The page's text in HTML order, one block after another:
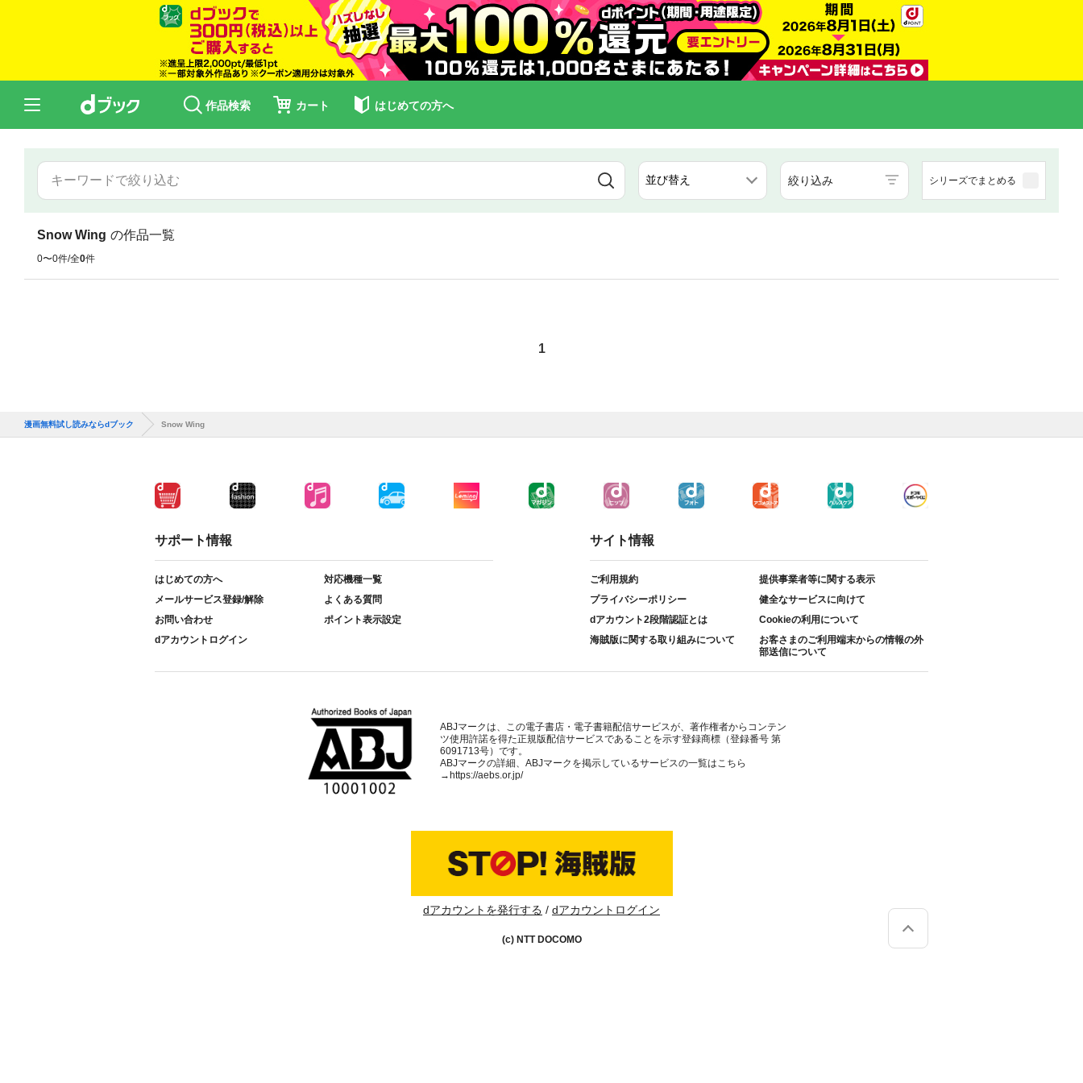
作品検索 カート はじめての方へ
絞り込み シリーズでまとめる
Snow Wing の作品一覧
0〜0件/全0件
1
漫画無料試し読みならdブック Snow Wing
サポート情報
はじめての方へ
対応機種一覧
メールサービス登録/解除
よくある質問
お問い合わせ
ポイント表示設定
dアカウントログイン
サイト情報
ご利用規約
提供事業者等に関する表示
プライバシーポリシー
健全なサービスに向けて
dアカウント2段階認証とは
Cookieの利用について
海賊版に関する取り組みについて
お客さまのご利用端末からの情報の外
部送信について
ABJマークは、この電子書店・電子書籍配信サービスが、著作権者からコンテン
ツ使用許諾を得た正規版配信サービスであることを示す登録商標（登録番号 第
6091713号）です。
ABJマークの詳細、ABJマークを掲示しているサービスの一覧はこちら
→ https://aebs.or.jp/
dアカウントを発行する dアカウントログイン
(c) NTT DOCOMO